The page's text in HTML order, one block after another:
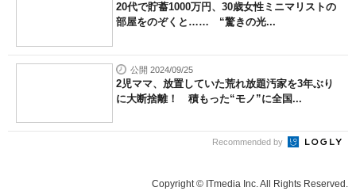
20代で貯蓄1000万円、30歳女性ミニマリストの
部屋をのぞくと…… “驚きの光...
公開 2024/09/25
2児ママ、放置していた荒れ放題汚家を3年ぶり
に大断捨離！ 積もった“モノ”に全国...
Recommended by
Copyright © ITmedia Inc. All Rights Reserved.